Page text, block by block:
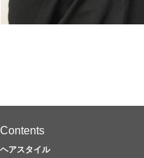
Contents
ヘアスタイル